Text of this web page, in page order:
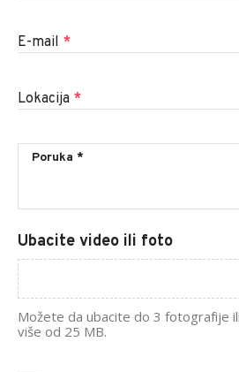
E-mail *
Lokacija *
Ubacite video ili foto
Možete da ubacite do 3 fotografije
više od 25 MB.